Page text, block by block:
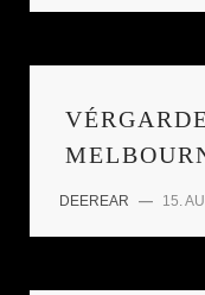
DEEREAR — 15.